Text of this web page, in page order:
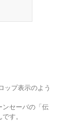
ップ表示のよう
ンセーバの「伝
す。